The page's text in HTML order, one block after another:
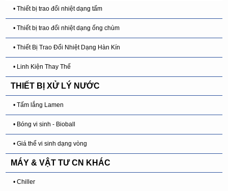
• Thiết bị trao đổi nhiệt dạng tấm
• Thiết bị trao đổi nhiệt dạng ống chùm
• Thiết Bị Trao Đổi Nhiệt Dạng Hàn Kín
• Linh Kiện Thay Thế
THIẾT BỊ XỬ LÝ NƯỚC
• Tấm lắng Lamen
• Bóng vi sinh - Bioball
• Giá thể vi sinh dạng vòng
MÁY & VẬT TƯ CN KHÁC
• Chiller